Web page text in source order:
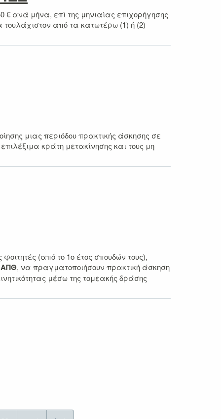
€ ανά μήνα, επί της μηνιαίας επιχορήγησης
τουλάχιστον από τα κατωτέρω (1) ή (2)
μιας περιόδου πρακτικής άσκησης σε
κράτη μετακίνησης και τους μη
(από το 1ο έτος σπουδών τους),
ΑΠΘ, να πραγματοποιήσουν πρακτική άσκηση
μέσω της τομεακής δράσης